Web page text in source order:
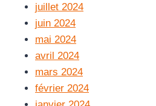
juillet 2024
juin 2024
mai 2024
avril 2024
mars 2024
février 2024